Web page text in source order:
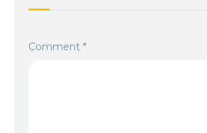
Comment *